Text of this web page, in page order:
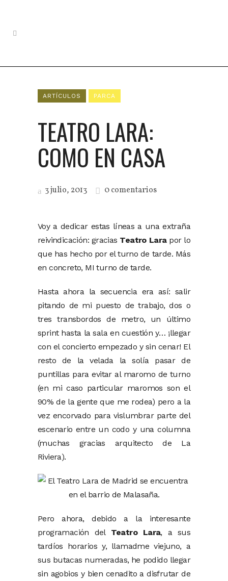
ARTÍCULOS PARCA
TEATRO LARA:
COMO EN CASA
3 julio, 2013 0 comentarios
Voy a dedicar estas líneas a una extraña
reivindicación: gracias Teatro Larapor lo
que has hecho por el turno de tarde. Más
en concreto, MI turno de tarde.
Hasta ahora la secuencia era así: salir
pitando de mi puesto de trabajo, dos o
tres transbordos de metro, un último
sprint hasta la sala en cuestión y… ¡llegar
con el concierto empezado y sin cenar! El
resto de la velada la solía pasar de
puntillas para evitar al maromo de turno
(en mi caso particular maromos son el
90% de la gente que me rodea) pero a la
vez encorvado para vislumbrar parte del
escenario entre un codo y una columna
(muchas gracias arquitecto de La
Riviera).
Pero ahora, debido a la interesante
programación del Teatro Lara, a sus
tardíos horarios y, llamadme viejuno, a
sus butacas numeradas, he podido llegar
sin agobios y bien cenadito a disfrutar de